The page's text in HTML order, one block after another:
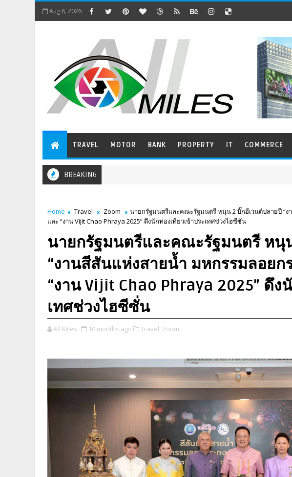
Aug 8, 2026
TRAVEL MOTOR BANK PROPERTY IT COMMERCE
BREAKING
Home Travel Zoom
นายกรัฐมนตรีและคณะรัฐมนตรี หนุน 2 บิ๊กอีเวนต์ปลายปี “
และ “งาน Vijit Chao Phraya 2025” ดึงนักท่องเที่ยวเข้าประเทศช่วงไฮซีซั่น
นายกรัฐมนตรีและคณะรัฐมนตรี หนุ
“งานสีสันแห่งสายน้ำ มหกรรมลอยก
“งาน Vijit Chao Phraya 2025” ดึง
เทศช่วงไฮซีซั่น
All Miles 10 months ago Travel, Zoom,